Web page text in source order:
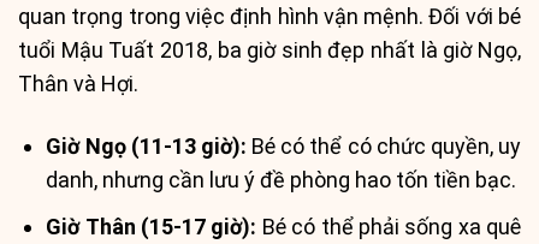
quan trọng trong việc định hình vận mệnh. Đối với bé
tuổi Mậu Tuất 2018, ba giờ sinh đẹp nhất là giờ Ngọ,
Thân và Hợi.
Giờ Ngọ (11-13 giờ): Bé có thể có chức quyền, uy
danh, nhưng cần lưu ý đề phòng hao tốn tiền bạc.
Giờ Thân (15-17 giờ): Bé có thể phải sống xa quê